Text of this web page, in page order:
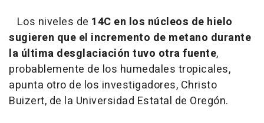
Los niveles de 14C en los núcleos de hielo
sugieren que el incremento de metano durante
la última desglaciación tuvo otra fuente,
probablemente de los humedales tropicales,
apunta otro de los investigadores, Christo
Buizert, de la Universidad Estatal de Oregón.